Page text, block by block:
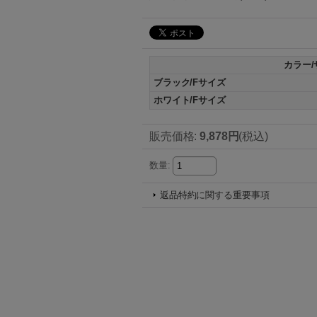
カラー/
ブラック/Fサイズ
ホワイト/Fサイズ
販売価格: 9,878円(税込)
数量:
返品特約に関する重要事項